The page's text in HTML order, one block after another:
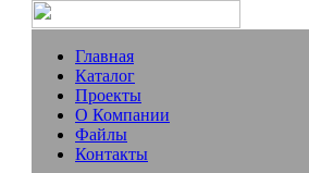
Главная
Каталог
Проекты
О Компании
Файлы
Контакты